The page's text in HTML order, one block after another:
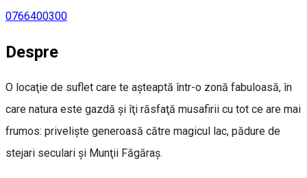
0766400300
Despre
O locaţie de suflet care te aşteaptă într-o zonă fabuloasă, în
care natura este gazdă şi îţi răsfaţă musafirii cu tot ce are mai
frumos: privelişte generoasă către magicul lac, pădure de
stejari seculari şi Munţii Făgăraş.